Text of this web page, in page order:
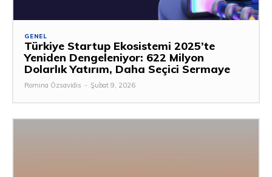
GENEL
Türkiye Startup Ekosistemi 2025’te
Yeniden Dengeleniyor: 622 Milyon
Dolarlık Yatırım, Daha Seçici Sermaye
Romina Özsavidis - Şubat 9, 2026